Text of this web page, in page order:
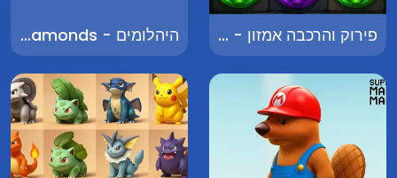
פירוק והרכבה אמזון - Amazon Assemble and Disassemble היהלומים - Diamonds